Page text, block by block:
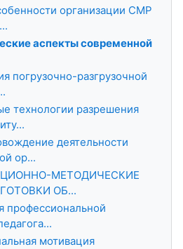
организации СМР
аспекты современной
погрузочно-разгрузочной
технологии разрешения
деятельности
ор...
МЕТОДИЧЕСКИЕ
ОБ...
профессиональной
мотивация